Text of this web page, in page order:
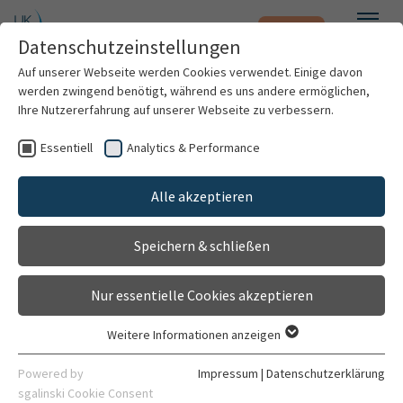
Zum Hauptinhalt springen Notfall
Patienten & Besucher
Kliniken & Institute
Forschung
Karriere
Kontaktformular
Betreff
Termin vereinbaren
Sonstiges (bitte angeben)
Ich bin bei Ihnen in Behandlung und wünsche einen Rückruf
(bitte spezifizieren)
Meine Kontaktdaten
Datenschutzeinstellungen
Auf unserer Webseite werden Cookies verwendet. Einige davon
werden zwingend benötigt, während es uns andere ermöglichen,
Ihre Nutzererfahrung auf unserer Webseite zu verbessern.
Essentiell Analytics & Performance
Alle akzeptieren
Speichern & schließen
Nur essentielle Cookies akzeptieren
Essentielle Cookies werden für grundlegende Funktionen der
Webseite benötigt. Dadurch ist gewährleistet, dass die
Weitere Informationen anzeigen
Powered by
sgalinski Cookie Consent
Impressum | Datenschutzerklärung